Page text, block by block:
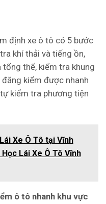
định xe ô tô có 5 bước
khí thải và tiếng ồn,
tổng thể, kiểm tra khung
kiểm được nhanh
kiểm tra phương tiện
Xe Ô Tô tại Vĩnh
Lái Xe Ô Tô Vĩnh
ô tô nhanh khu vực